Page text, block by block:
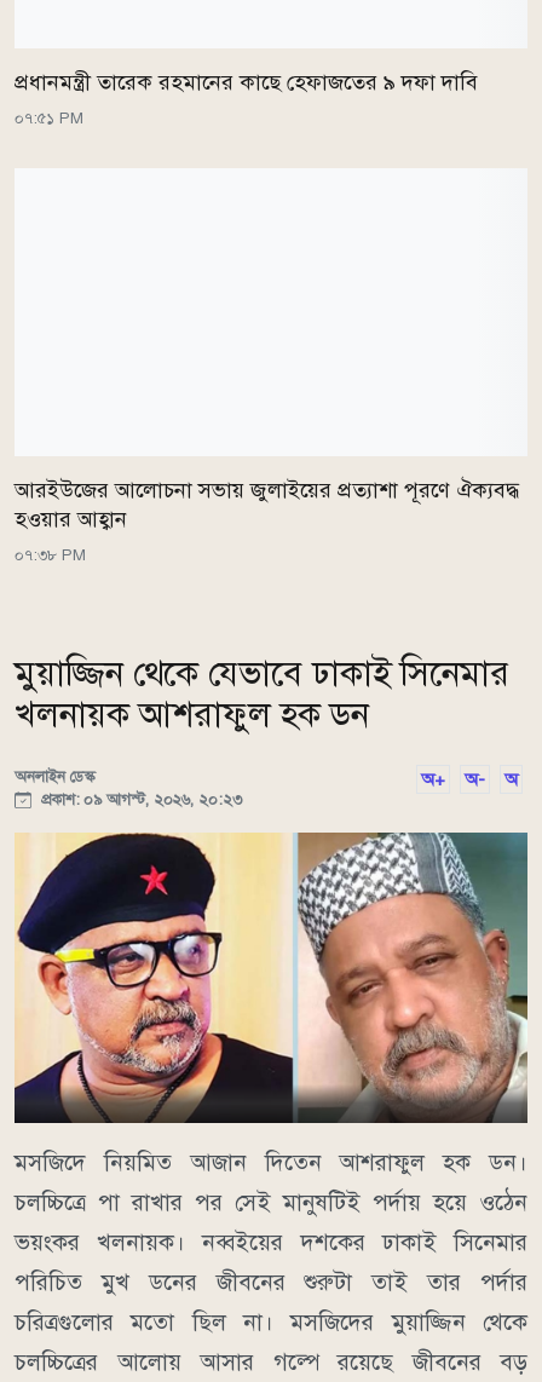
প্রধানমন্ত্রী তারেক রহমানের কাছে হেফাজতের ৯ দফা দাবি
০৭:৫১ PM
আরইউজের আলোচনা সভায় জুলাইয়ের প্রত্যাশা পূরণে ঐক্যবদ্ধ
হওয়ার আহ্বান
০৭:৩৮ PM
মুয়াজ্জিন থেকে যেভাবে ঢাকাই সিনেমার
খলনায়ক আশরাফুল হক ডন
অনলাইন ডেস্ক
প্রকাশ: ০৯ আগস্ট, ২০২৬, ২০:২৩
অ+ অ- অ
মসজিদে নিয়মিত আজান দিতেন আশরাফুল হক ডন।
চলচ্চিত্রে পা রাখার পর সেই মানুষটিই পর্দায় হয়ে ওঠেন
ভয়ংকর খলনায়ক। নব্বইয়ের দশকের ঢাকাই সিনেমার
পরিচিত মুখ ডনের জীবনের শুরুটা তাই তার পর্দার
চরিত্রগুলোর মতো ছিল না। মসজিদের মুয়াজ্জিন থেকে
চলচ্চিত্রের আলোয় আসার গল্পে রয়েছে জীবনের বড়